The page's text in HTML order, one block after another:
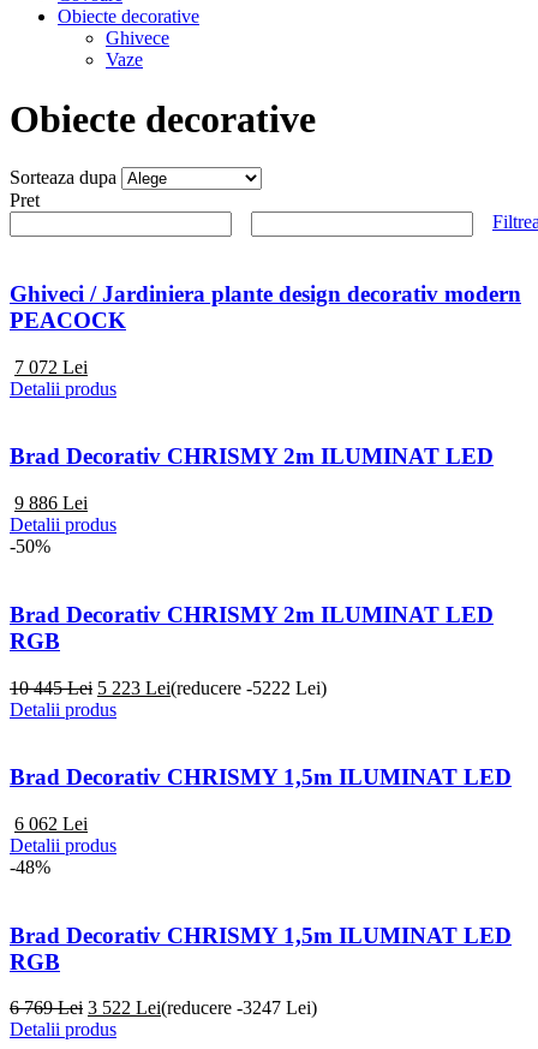
Obiecte decorative
Ghivece
Vaze
Obiecte decorative
Sorteaza dupa
Pret
Ghiveci / Jardiniera plante design decorativ modern
PEACOCK
7 072 Lei
Detalii produs
Brad Decorativ CHRISMY 2m ILUMINAT LED
9 886 Lei
Detalii produs
-50%
Brad Decorativ CHRISMY 2m ILUMINAT LED
RGB
10 445 Lei 5 223 Lei(reducere -5222 Lei)
Detalii produs
Brad Decorativ CHRISMY 1,5m ILUMINAT LED
6 062 Lei
Detalii produs
-48%
Brad Decorativ CHRISMY 1,5m ILUMINAT LED
RGB
6 769 Lei 3 522 Lei(reducere -3247 Lei)
Detalii produs